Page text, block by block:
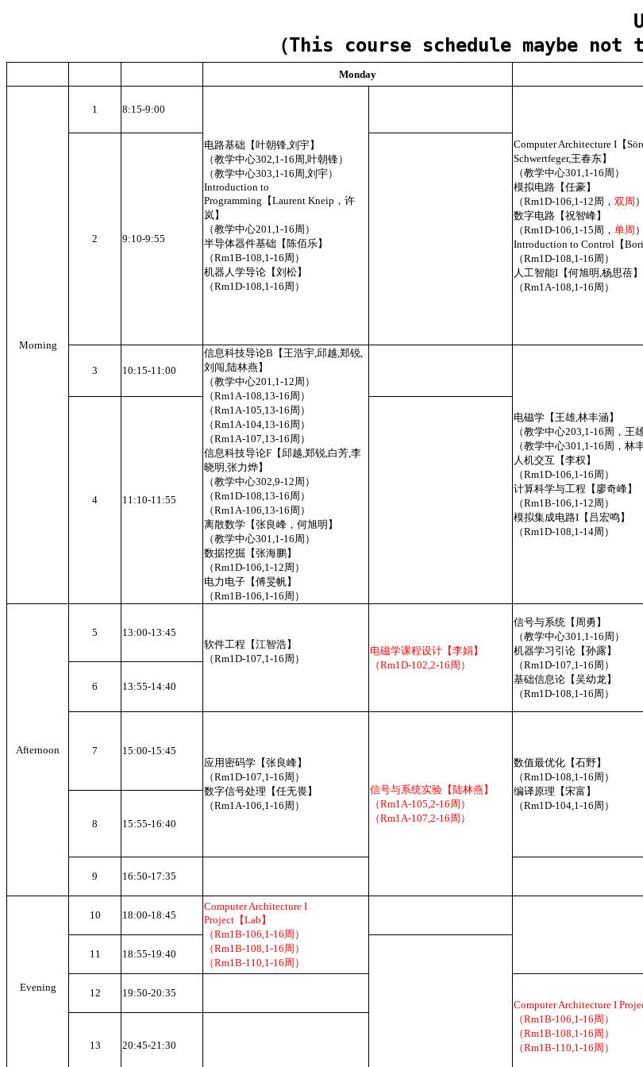
（This course schedule maybe
Monday
Morning
1 8:15-9:00
电路基础【叶朝锋,刘宇】
（教学中心302,1-16周,叶朝锋）
（教学中心303,1-16周,刘宇）
Introduction to
Programming【Laurent Kneip，许
岚】
（教学中心201,1-16周）
半导体器件基础【陈佰乐】
（Rm1B-108,1-16周）
机器人学导论【刘松】
（Rm1D-108,1-16周）
Computer Architecture I【
Schwertfeger,王春东】
（教学中心301,1-16周）
模拟电路【任豪】
（Rm1D-106,1-12周， 双周 ）
数字电路【祝智峰】
（Rm1D-106,1-15周， 单周 ）
Introduction to Control【
（Rm1D-108,1-16周）
人工智能I【何旭明,杨思蓓】
（Rm1A-108,1-16周）
2 9:10-9:55
3 10:15-11:00
信息科技导论B【王浩宇,邱越,郑锐,
刘闯,陆林燕】
（教学中心201,1-12周）
（Rm1A-108,13-16周）
（Rm1A-105,13-16周）
（Rm1A-104,13-16周）
（Rm1A-107,13-16周）
信息科技导论F【邱越,郑锐,白芳,李
晓明,张力烨】
（教学中心302,9-12周）
（Rm1D-108,13-16周）
（Rm1A-106,13-16周）
离散数学【张良峰，何旭明】
（教学中心301,1-16周）
数据挖掘【张海鹏】
（Rm1D-106,1-12周）
电力电子【傅旻帆】
（Rm1B-106,1-16周）
电磁学【王雄,林丰涵】
（教学中心203,1-16周，王雄
（教学中心301,1-16周，林
人机交互【李权】
（Rm1D-106,1-16周）
计算科学与工程【廖奇峰】
（Rm1B-106,1-12周）
模拟集成电路I【吕宏鸣】
（Rm1D-108,1-14周）
4 11:10-11:55
Afternoon
5
13:00-13:45
软件工程【江智浩】
（Rm1D-107,1-16周）
电磁学课程设计【李娟】
（Rm1D-102,2-16周）
信号与系统【周勇】
（教学中心301,1-16周）
机器学习引论【孙露】
（Rm1D-107,1-16周）
基础信息论【吴幼龙】
（Rm1D-108,1-16周）
6 13:55-14:40
7
15:00-15:45
应用密码学【张良峰】
（Rm1D-107,1-16周）
数字信号处理【任无畏】
（Rm1A-106,1-16周）
信号与系统实验【陆林燕】
（Rm1A-105,2-16周）
（Rm1A-107,2-16周）
数值最优化【石野】
（Rm1D-108,1-16周）
编译原理【宋富】
（Rm1D-104,1-16周）
8
15:55-16:40
9 16:50-17:35
Evening
10 18:00-18:45
Computer Architecture I
Project【Lab】
（Rm1B-106,1-16周）
（Rm1B-108,1-16周）
（Rm1B-110,1-16周）
11 18:55-19:40
12
19:50-20:35
Computer Architecture I
（Rm1B-106,1-16周）
（Rm1B-108,1-16周）
（Rm1B-110,1-16周）
13 20:45-21:30